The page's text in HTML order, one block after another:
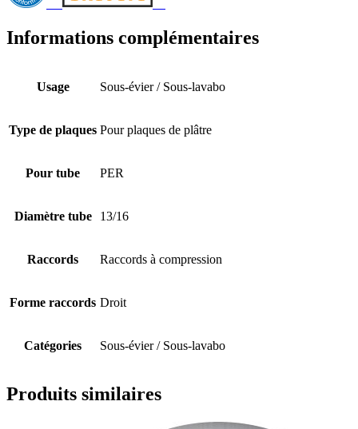
Informations complémentaires
Usage Sous-évier / Sous-lavabo
Type de plaques Pour plaques de plâtre
Pour tube PER
Diamètre tube 13/16
Raccords Raccords à compression
Forme raccords Droit
Catégories Sous-évier / Sous-lavabo
Produits similaires